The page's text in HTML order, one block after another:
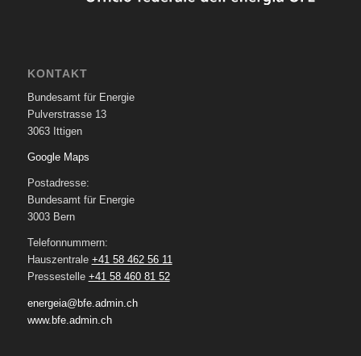
KONTAKT
Bundesamt für Energie
Pulverstrasse 13
3063 Ittigen
Google Maps
Postadresse:
Bundesamt für Energie
3003 Bern
Telefonnummern:
Hauszentrale +41 58 462 56 11
Pressestelle +41 58 460 81 52
energeia@bfe.admin.ch
www.bfe.admin.ch